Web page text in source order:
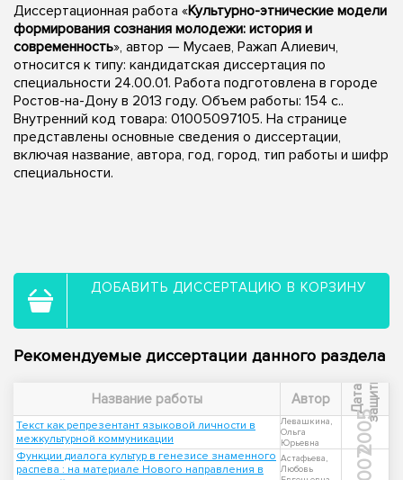
Диссертационная работа «Культурно-этнические модели
формирования сознания молодежи: история и
современность», автор — Мусаев, Ражап Алиевич,
относится к типу: кандидатская диссертация по
специальности 24.00.01. Работа подготовлена в городе
Ростов-на-Дону в 2013 году. Объем работы: 154 с..
Внутренний код товара: 01005097105. На странице
представлены основные сведения о диссертации,
включая название, автора, год, город, тип работы и шифр
специальности.
ДОБАВИТЬ ДИССЕРТАЦИЮ В КОРЗИНУ
Рекомендуемые диссертации данного раздела
Название работы Автор Д
а
т
а
з
а
щ
и
ты
Текст как репрезентант языковой личности в
межкультурной коммуникации
Левашкина,
Ольга
Юрьевна
2005
Функции диалога культур в генезисе знаменного
распева : на материале Нового направления в
Астафьева,
Любовь
2007